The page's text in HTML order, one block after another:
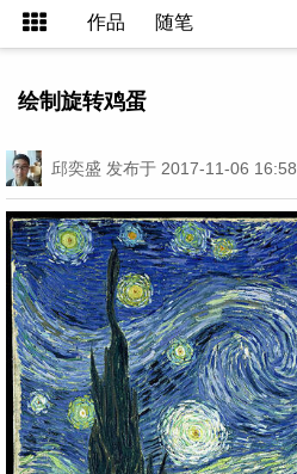
作品 随笔
绘制旋转鸡蛋
邱奕盛 发布于 2017-11-06 16:58